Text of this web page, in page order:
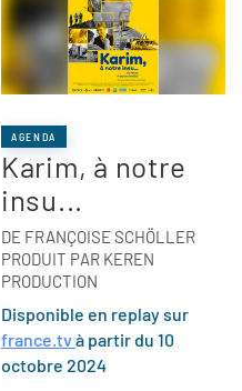
AGENDA
Karim, à notre
insu...
DE FRANÇOISE SCHÖLLER
PRODUIT PAR KEREN
PRODUCTION
Disponible en replay sur
france.tvà partir du 10
octobre 2024